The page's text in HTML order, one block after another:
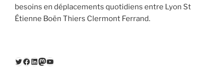
besoins en déplacements quotidiens entre Lyon St
Étienne Boën Thiers Clermont Ferrand.
Twitter
Facebook
LinkedIn
Mastodon
YouTube